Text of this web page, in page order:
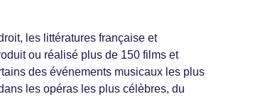
les littératures française et
ou réalisé plus de 150 films et
des événements musicaux les plus
les opéras les plus célèbres, du